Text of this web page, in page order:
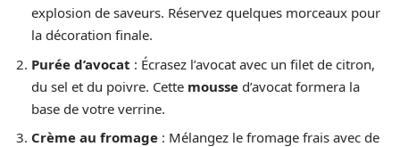
explosion de saveurs. Réservez quelques morceaux pour
la décoration finale.
Purée d’avocat : Écrasez l’avocat avec un filet de citron,
du sel et du poivre. Cette mousse d’avocat formera la
base de votre verrine.
Crème au fromage : Mélangez le fromage frais avec de